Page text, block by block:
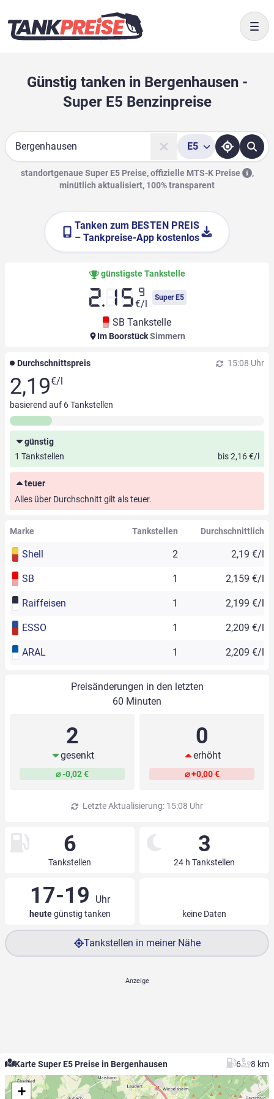
Günstig tanken in Bergenhausen -
Super E5 Benzinpreise
Suche
E5
standortgenaue Super E5 Preise, offizielle MTS-K Preise
,
minütlich aktualisiert, 100% transparent
Tanken zum BESTEN PREIS
– Tankpreise-App kostenlos
günstigste Tankstelle
2.15 9
€/l
Super E5
SB Tankstelle
Im BoorstückSimmern
Durchschnittspreis 15:08 Uhr
2,19€/l
basierend auf 6Tankstellen
günstig
1 Tankstellen
bis 2,16 €/l
teuer
Alles über Durchschnitt gilt als teuer.
Marke Tankstellen Durchschnittlich
Shell 2 2,19 €/l
SB 1 2,159 €/l
Raiffeisen 1 2,199 €/l
ESSO 1 2,209 €/l
ARAL 1 2,209 €/l
Preisänderungen in den letzten
60 Minuten
2
gesenkt
⌀ -0,02 €
0
erhöht
⌀ +0,00 €
Letzte Aktualisierung: 15:08 Uhr
6
Tankstellen
3
24 h Tankstellen
17-19 Uhr
heutegünstig tanken keine Daten
Tankstellen in meiner Nähe
Karte Super E5 Preise in Bergenhausen 6 8 km
+